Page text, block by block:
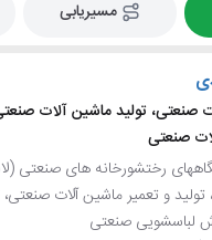
مسیریابی
صنعتی، تولید ماشین آلات
صنعتی
رختشورخانه های صنعتی
تولید و تعمیر ماشین آلات
لباسشویی صنعتی